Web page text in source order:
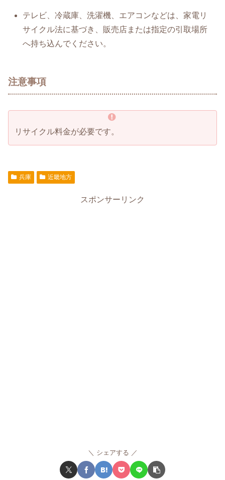
テレビ、冷蔵庫、洗濯機、エアコンなどは、家電リ
サイクル法に基づき、販売店または指定の引取場所
へ持ち込んでください。
注意事項
リサイクル料金が必要です。
兵庫 近畿地方
スポンサーリンク
シェアする